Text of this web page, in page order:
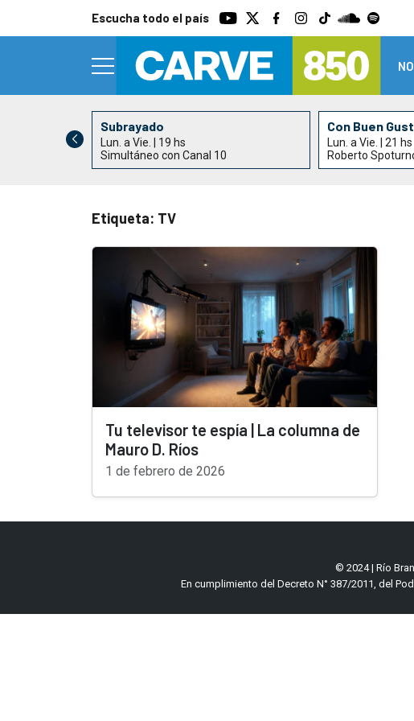
Escucha todo el país
Subrayado
Lun. a Vie. | 19 hs
Simultáneo con Canal 10
Con Buen
Lun. a Vie. | 21 hs
Roberto
Etiqueta: TV
Tu televisor te espía | La columna de
Mauro D. Ríos
1 de febrero de 2026
© 2024 | Río
En cumplimiento del Decreto N° 387/2011, del